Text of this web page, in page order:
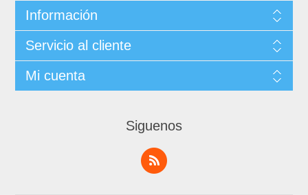
Información
Servicio al cliente
Mi cuenta
Siguenos